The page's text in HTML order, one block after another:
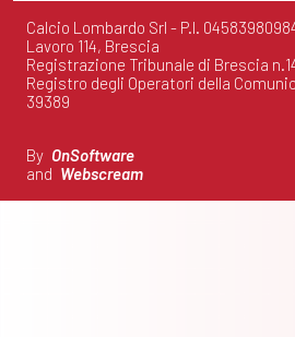
Calcio Lombardo Srl - P.I.
Lavoro 114, Brescia
Registrazione Tribunale di Brescia
Registro degli Operatori della
39389
By OnSoftware
and Webscream